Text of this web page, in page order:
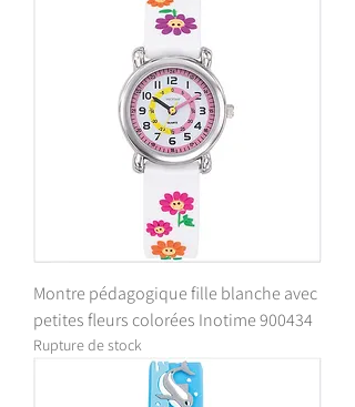
Montre pédagogique fille blanche avec
petites fleurs colorées Inotime 900434
Rupture de stock